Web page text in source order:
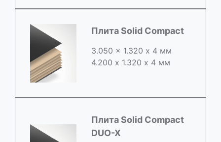
Плита Solid Compact
3.050 x 1.320 х 4 мм
4.200 x 1.320 х 4 мм
Плита Solid Compact
DUO-X